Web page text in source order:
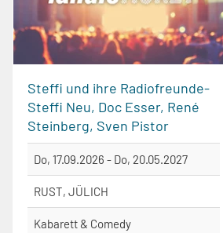
Steffi und ihre Radiofreunde-
Steffi Neu, Doc Esser, René
Steinberg, Sven Pistor
Do, 17.09.2026 - Do, 20.05.2027
RUST, JÜLICH
Kabarett & Comedy